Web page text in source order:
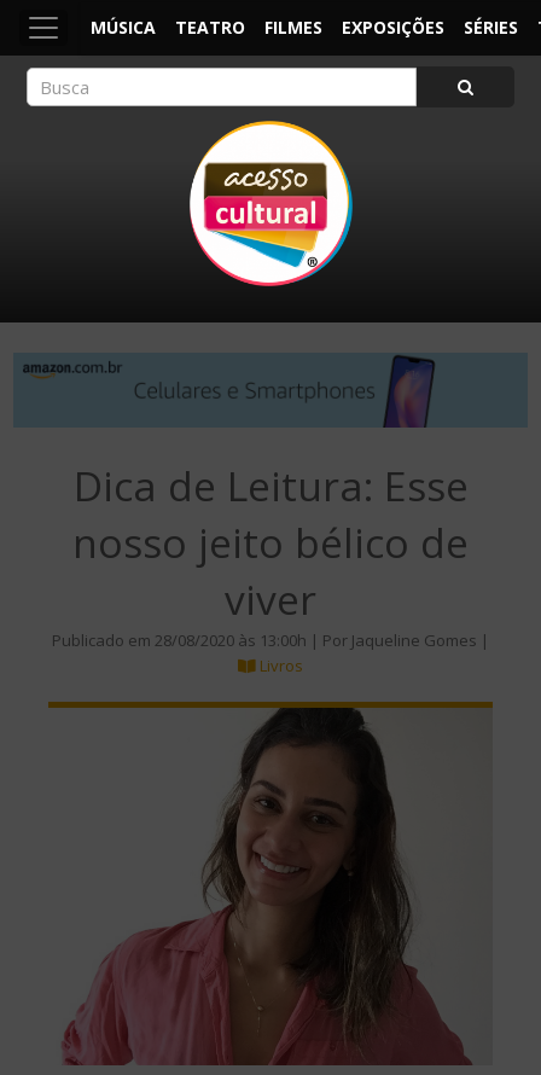
MÚSICA TEATRO FILMES EXPOSIÇÕES SÉRIES
Dica de Leitura: Esse
nosso jeito bélico de
viver
Publicado em 28/08/2020 às 13:00h | Por Jaqueline Gomes |
Livros